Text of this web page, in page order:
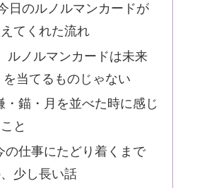
日のルノルマンカードが
てくれた流れ
ルノルマンカードは未来
を当てるものじゃない
・錨・月を並べた時に感じ
と
の仕事にたどり着くまで
少し長い話